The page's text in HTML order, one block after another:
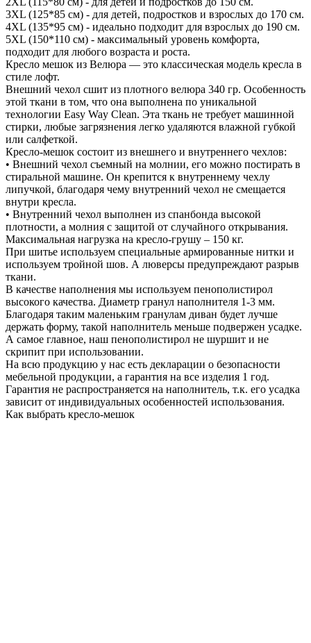
3XL (125*85 см) - для детей, подростков и взрослых до 170 см.
4XL (135*95 см) - идеально подходит для взрослых до 190 см.
5XL (150*110 см) - максимальный уровень комфорта,
подходит для любого возраста и роста.
Кресло мешок из Велюра — это классическая модель кресла в
стиле лофт.
Внешний чехол сшит из плотного велюра 340 гр. Особенность
этой ткани в том, что она выполнена по уникальной
технологии Easy Way Clean. Эта ткань не требует машинной
стирки, любые загрязнения легко удаляются влажной губкой
или салфеткой.
Кресло-мешок состоит из внешнего и внутреннего чехлов:
• Внешний чехол съемный на молнии, его можно постирать в
стиральной машине. Он крепится к внутреннему чехлу
липучкой, благодаря чему внутренний чехол не смещается
внутри кресла.
• Внутренний чехол выполнен из спанбонда высокой
плотности, а молния с защитой от случайного открывания.
Максимальная нагрузка на кресло-грушу – 150 кг.
При шитье используем специальные армированные нитки и
используем тройной шов. А люверсы предупреждают разрыв
ткани.
В качестве наполнения мы используем пенополистирол
высокого качества. Диаметр гранул наполнителя 1-3 мм.
Благодаря таким маленьким гранулам диван будет лучше
держать форму, такой наполнитель меньше подвержен усадке.
А самое главное, наш пенополистирол не шуршит и не
скрипит при использовании.
На всю продукцию у нас есть декларации о безопасности
мебельной продукции, а гарантия на все изделия 1 год.
Гарантия не распространяется на наполнитель, т.к. его усадка
зависит от индивидуальных особенностей использования.
Как выбрать кресло-мешок